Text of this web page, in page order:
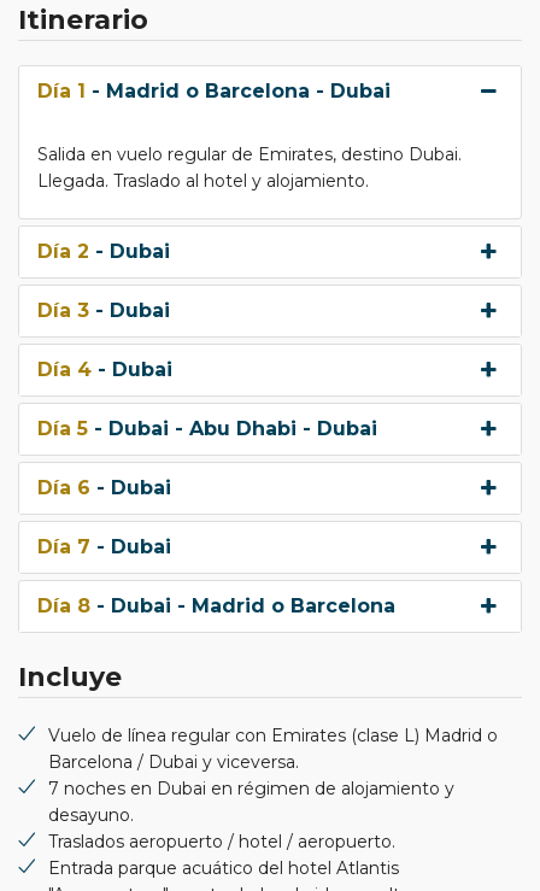
Itinerario
Día 1 - Madrid o Barcelona - Dubai
Salida en vuelo regular de Emirates, destino Dubai.
Llegada. Traslado al hotel y alojamiento.
Día 2 - Dubai
Día 3 - Dubai
Día 4 - Dubai
Día 5 - Dubai - Abu Dhabi - Dubai
Día 6 - Dubai
Día 7 - Dubai
Día 8 - Dubai - Madrid o Barcelona
Incluye
Vuelo de línea regular con Emirates (clase L) Madrid o
Barcelona / Dubai y viceversa.
7 noches en Dubai en régimen de alojamiento y
desayuno.
Traslados aeropuerto / hotel / aeropuerto.
Entrada parque acuático del hotel Atlantis